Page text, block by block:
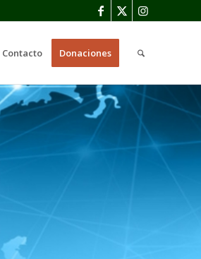
Contacto Donaciones